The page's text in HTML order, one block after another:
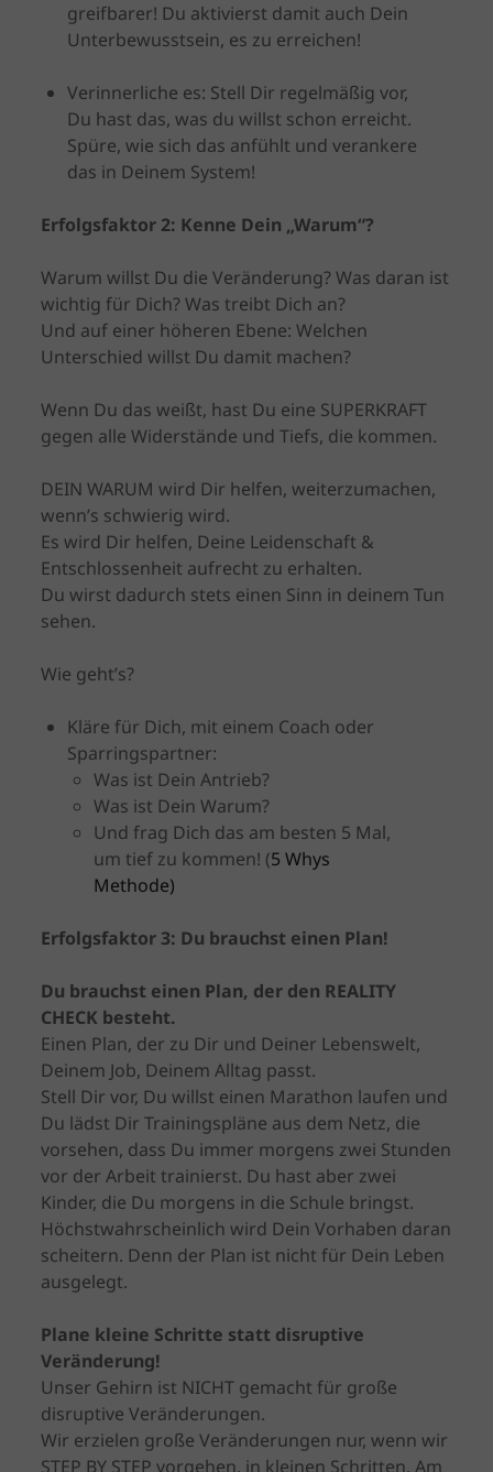
greifbarer! Du aktivierst damit auch Dein
Unterbewusstsein, es zu erreichen!
Verinnerliche es: Stell Dir regelmäßig vor,
Du hast das, was du willst schon erreicht.
Spüre, wie sich das anfühlt und verankere
das in Deinem System!
Erfolgsfaktor 2: Kenne Dein „Warum“?
Warum willst Du die Veränderung? Was daran ist
wichtig für Dich? Was treibt Dich an?
Und auf einer höheren Ebene: Welchen
Unterschied willst Du damit machen?
Wenn Du das weißt, hast Du eine SUPERKRAFT
gegen alle Widerstände und Tiefs, die kommen.
DEIN WARUM wird Dir helfen, weiterzumachen,
wenn’s schwierig wird.
Es wird Dir helfen, Deine Leidenschaft &
Entschlossenheit aufrecht zu erhalten.
Du wirst dadurch stets einen Sinn in deinem Tun
sehen.
Wie geht’s?
Kläre für Dich, mit einem Coach oder
Sparringspartner:
Was ist Dein Antrieb?
Was ist Dein Warum?
Und frag Dich das am besten 5 Mal,
um tief zu kommen! (5 Whys
Methode)
Erfolgsfaktor 3: Du brauchst einen Plan!
Du brauchst einen Plan, der den REALITY
CHECK besteht.
Einen Plan, der zu Dir und Deiner Lebenswelt,
Deinem Job, Deinem Alltag passt.
Stell Dir vor, Du willst einen Marathon laufen und
Du lädst Dir Trainingspläne aus dem Netz, die
vorsehen, dass Du immer morgens zwei Stunden
vor der Arbeit trainierst. Du hast aber zwei
Kinder, die Du morgens in die Schule bringst.
Höchstwahrscheinlich wird Dein Vorhaben daran
scheitern. Denn der Plan ist nicht für Dein Leben
ausgelegt.
Plane kleine Schritte statt disruptive
Veränderung!
Unser Gehirn ist NICHT gemacht für große
disruptive Veränderungen.
Wir erzielen große Veränderungen nur, wenn wir
STEP BY STEP vorgehen, in kleinen Schritten. Am